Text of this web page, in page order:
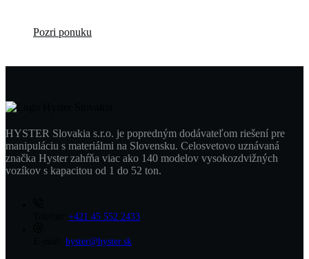
Pozri ponuku
HYSTER Slovakia s.r.o. je popredným dodávateľom riešení pre
manipuláciu s materiálmi na Slovensku. Celosvetovo uznávaná
značka Hyster zahŕňa viac ako 140 modelov vysokozdvižných
vozíkov s kapacitou od 1 do 52 ton.
+421 45 552 2433
hyster@hyster.sk